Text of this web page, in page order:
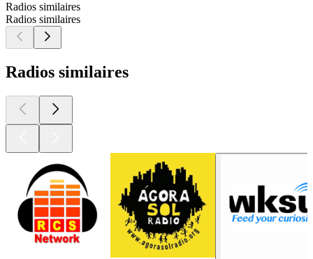
Radios similaires
Radios similaires
Radios similaires